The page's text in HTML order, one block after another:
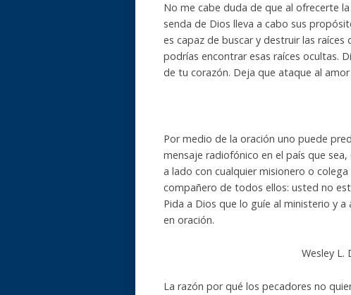
No me cabe duda de que al ofrecerte
senda de Dios lleva a cabo sus
es capaz de buscar y destruir las
podrías encontrar esas raíces ocultas.
de tu corazón. Deja que ataque al
Por medio de la oración uno puede
mensaje radiofónico en el país que
a lado con cualquier misionero o
compañero de todos ellos: usted no
Pida a Dios que lo guíe al ministerio y
en oración.
Wesley L.
La razón por qué los pecadores no